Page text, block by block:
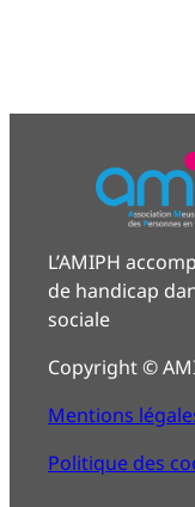
L’AMIPH
de handicap
sociale
Copyright ©
Mentions
Politique des